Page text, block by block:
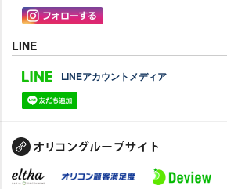
LINE
LINEアカウントメディア